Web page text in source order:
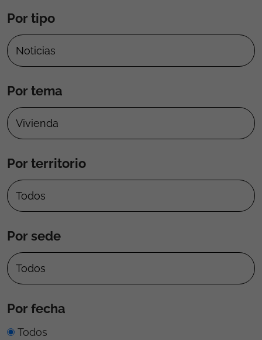
Por tipo
Por tema
Por territorio
Por sede
Por fecha
Todos